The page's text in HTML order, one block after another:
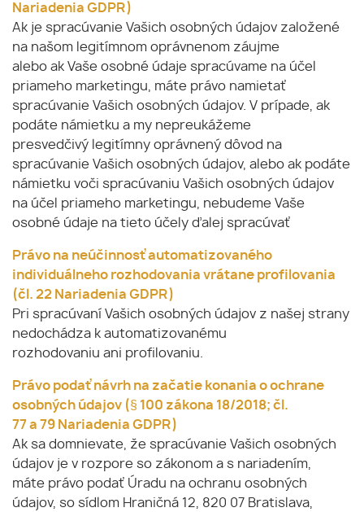
Nariadenia GDPR)
Ak je spracúvanie Vašich osobných údajov založené
na našom legitímnom oprávnenom záujme
alebo ak Vaše osobné údaje spracúvame na účel
priameho marketingu, máte právo namietať
spracúvanie Vašich osobných údajov. V prípade, ak
podáte námietku a my nepreukážeme
presvedčivý legitímny oprávnený dôvod na
spracúvanie Vašich osobných údajov, alebo ak podáte
námietku voči spracúvaniu Vašich osobných údajov
na účel priameho marketingu, nebudeme Vaše
osobné údaje na tieto účely ďalej spracúvať
Právo na neúčinnosť automatizovaného
individuálneho rozhodovania vrátane profilovania
(čl. 22 Nariadenia GDPR)
Pri spracúvaní Vašich osobných údajov z našej strany
nedochádza k automatizovanému
rozhodovaniu ani profilovaniu.
Právo podať návrh na začatie konania o ochrane
osobných údajov (§ 100 zákona 18/2018; čl.
77 a 79 Nariadenia GDPR)
Ak sa domnievate, že spracúvanie Vašich osobných
údajov je v rozpore so zákonom a s nariadením,
máte právo podať Úradu na ochranu osobných
údajov, so sídlom Hraničná 12, 820 07 Bratislava,